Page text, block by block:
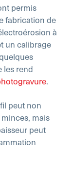
permis
fabrication de
à
un calibrage
les rend
.
peut non
mais
peut